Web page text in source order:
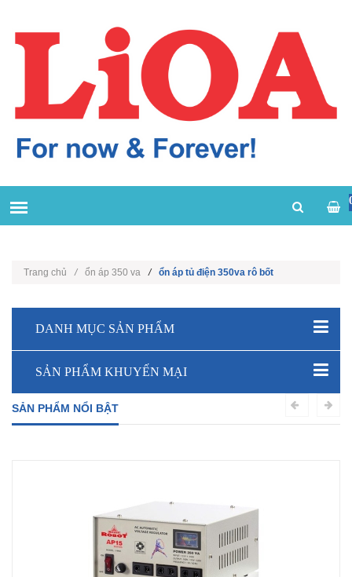
Trang chủ / ổn áp 350 va / ổn áp tủ điện 350va rô bốt
DANH MỤC SẢN PHẨM
SẢN PHẨM KHUYẾN MẠI
SẢN PHẨM NỔI BẬT